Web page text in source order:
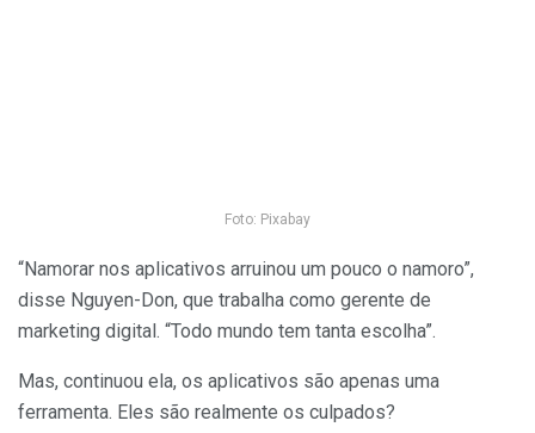
Foto: Pixabay
“Namorar nos aplicativos arruinou um pouco o namoro”,
disse Nguyen-Don, que trabalha como gerente de
marketing digital. “Todo mundo tem tanta escolha”.
Mas, continuou ela, os aplicativos são apenas uma
ferramenta. Eles são realmente os culpados?